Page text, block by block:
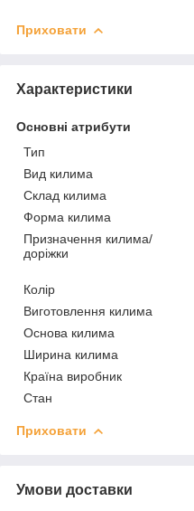
Приховати
Характеристики
Основні атрибути
Тип
Вид килима
Склад килима
Форма килима
Призначення килима/
доріжки
Колір
Виготовлення килима
Основа килима
Ширина килима
Країна виробник
Стан
Приховати
Умови доставки